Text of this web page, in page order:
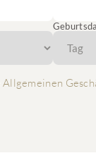
Allgemeinen